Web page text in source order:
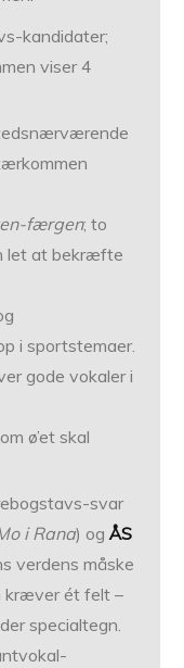
kandidater;
viser 4
færgen; to
let at bekræfte
i sportstemaer.
gode vokaler i
ø’et skal
svar
i Rana) ogÅS
verdens måske
kræver ét felt –
specialtegn.